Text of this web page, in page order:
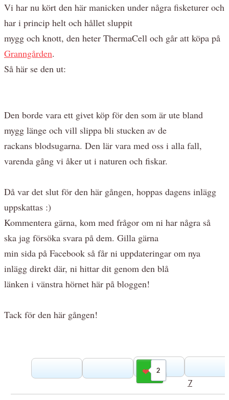
Vi har nu kört den här manicken under några fisketurer och
har i princip helt och hållet sluppit
mygg och knott, den heter ThermaCell och går att köpa på
Granngården.
Så här se den ut:
Den borde vara ett givet köp för den som är ute bland
mygg länge och vill slippa bli stucken av de
rackans blodsugarna. Den lär vara med oss i alla fall,
varenda gång vi åker ut i naturen och fiskar.
Då var det slut för den här gången, hoppas dagens inlägg
uppskattas :)
Kommentera gärna, kom med frågor om ni har några så
ska jag försöka svara på dem. Gilla gärna
min sida på Facebook så får ni uppdateringar om nya
inlägg direkt där, ni hittar dit genom den blå
länken i vänstra hörnet här på bloggen!
Tack för den här gången!
2
Gilla
7